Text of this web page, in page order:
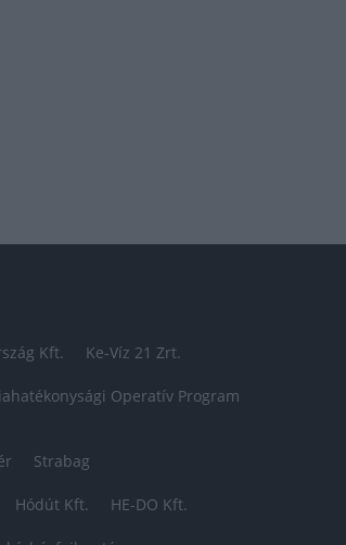
Kft. Ke-Víz 21 Zrt.
Operatív Program
Strabag
Hódút Kft. HE-DO Kft.